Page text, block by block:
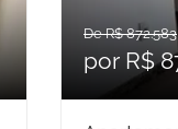
De R$ 872.583
por R$